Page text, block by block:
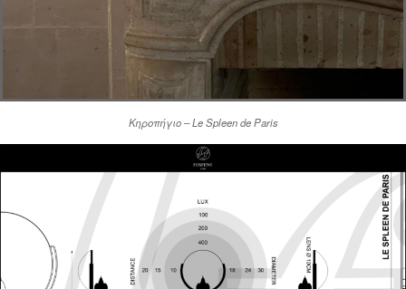
Κηροπήγιο – Le Spleen de Paris